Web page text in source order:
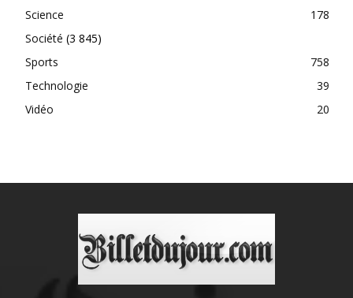
Science
178
Société (3 845)
Sports
758
Technologie
39
Vidéo
20